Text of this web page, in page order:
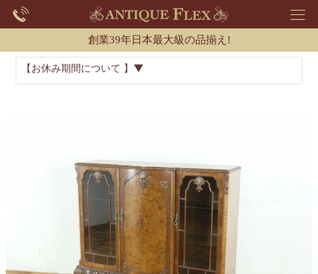
創業39年日本最大級の品揃え!
【お休み期間について 】▼